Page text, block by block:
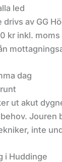
led
drivs av GG
kr inkl.
dag
ut akut
Jouren
inte
i Huddinge